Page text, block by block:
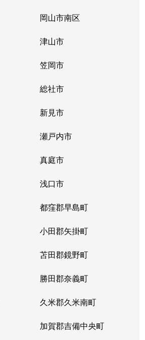
岡山市南区
津山市
笠岡市
総社市
新見市
瀬戸内市
真庭市
浅口市
都窪郡早島町
小田郡矢掛町
苫田郡鏡野町
勝田郡奈義町
久米郡久米南町
加賀郡吉備中央町